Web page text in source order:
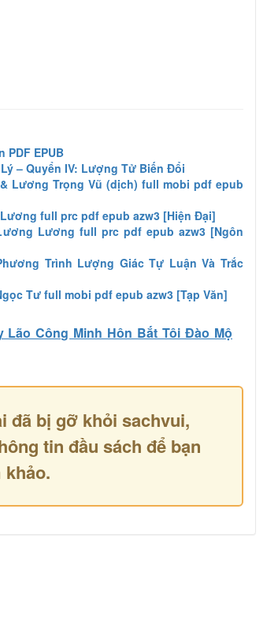
PDF EPUB
– Quyển IV: Lượng Tử Biến Đổi
Lương Trọng Vũ (dịch) full mobi pdf epub
full prc pdf epub azw3 [Hiện Đại]
Lương full prc pdf epub azw3 [Ngôn
Trình Lượng Giác Tự Luận Và Trắc
Tư full mobi pdf epub azw3 [Tạp Văn]
Lão Công Minh Hôn Bắt Tôi Đào Mộ
đã bị gỡ khỏi sachvui,
tin đầu sách để bạn
khảo.